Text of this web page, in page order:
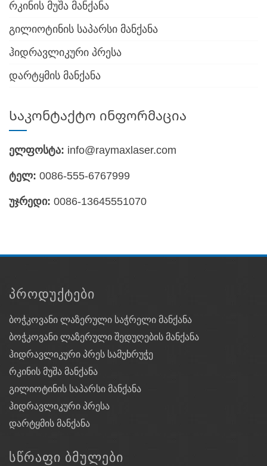
რკინის მუშა მანქანა
გილიოტინის საპარსი მანქანა
ჰიდრავლიკური პრესა
დარტყმის მანქანა
Საკონტაქტო ინფორმაცია
ელფოსტა: info@raymaxlaser.com
ტელ: 0086-555-6767999
უჯრედი: 0086-13645551070
ᲞᲠᲝᲓᲣᲥᲢᲔᲑᲘ
ბოჭკოვანი ლაზერული საჭრელი მანქანა
ბოჭკოვანი ლაზერული შედუღების მანქანა
ჰიდრავლიკური პრეს სამუხრუჭე
რკინის მუშა მანქანა
გილიოტინის საპარსი მანქანა
ჰიდრავლიკური პრესა
დარტყმის მანქანა
ᲡᲬᲠᲐᲤᲘ ᲑᲛᲣᲚᲔᲑᲘ